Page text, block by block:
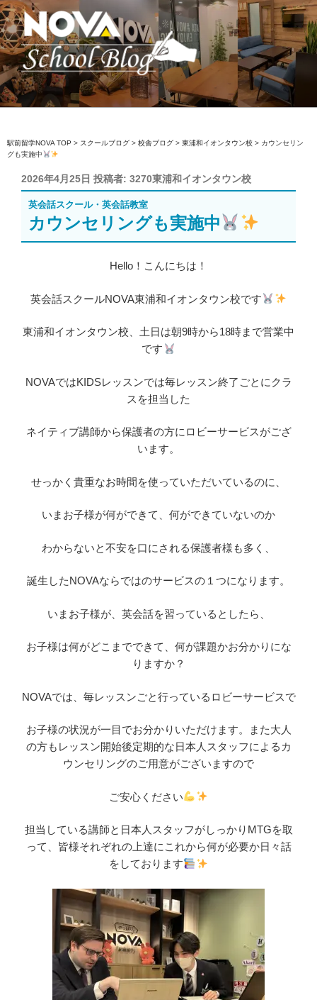
コ
ン
テ
ン
ツ
へ
ス
ッ
プ
駅前留学NOVA【公式】スクールブロ
英会話スクール・英会話教室
駅前留学NOVA TOP > スクールブログ > 校舎ブログ > 東浦和イオンタウン校 > カウンセリン
グも実施中
投
稿
日:
2026年4月25日 投稿者: 3270東浦和イオンタウン校
英会話スクール・英会話教室
カウンセリングも実施中
Hello！こんにちは！
英会話スクールNOVA東浦和イオンタウン校です
東浦和イオンタウン校、土日は朝9時から18時まで営業中
です
NOVAではKIDSレッスンでは毎レッスン終了ごとにクラ
スを担当した
ネイティブ講師から保護者の方にロビーサービスがござ
います。
せっかく貴重なお時間を使っていただいているのに、
いまお子様が何ができて、何ができていないのか
わからないと不安を口にされる保護者様も多く、
誕生したNOVAならではのサービスの１つになります。
いまお子様が、英会話を習っているとしたら、
お子様は何がどこまでできて、何が課題かお分かりにな
りますか？
NOVAでは、毎レッスンごと行っているロビーサービスで
お子様の状況が一目でお分かりいただけます。また大人
の方もレッスン開始後定期的な日本人スタッフによるカ
ウンセリングのご用意がございますので
ご安心ください
担当している講師と日本人スタッフがしっかりMTGを取
って、皆様それぞれの上達にこれから何が必要か日々話
をしております